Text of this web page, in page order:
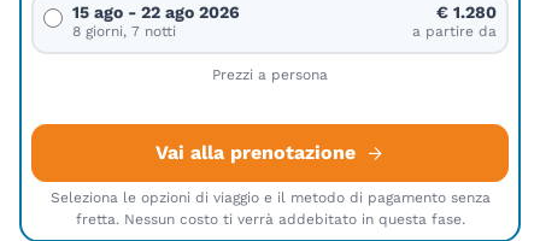
15 ago - 22 ago 2026
8 giorni, 7 notti
€ 1.280
a partire da
Prezzi a persona
Vai alla prenotazione
Seleziona le opzioni di viaggio e il metodo di pagamento senza
fretta. Nessun costo ti verrà addebitato in questa fase.